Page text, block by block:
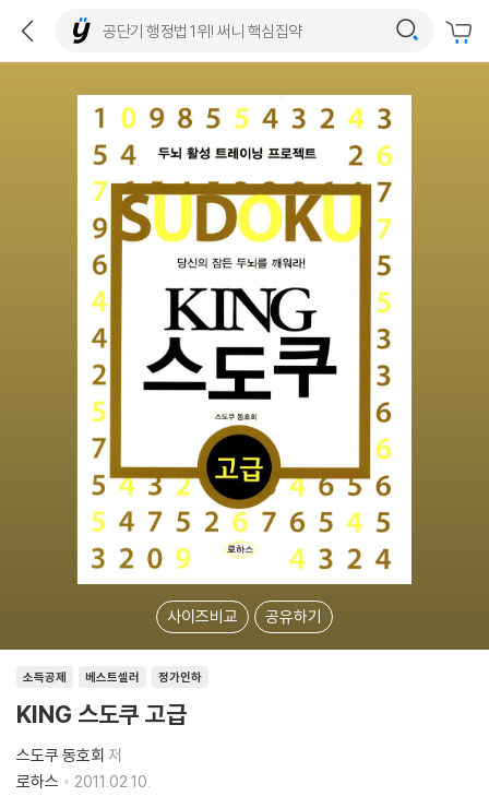
사이즈비교 공유하기
소득공제 베스트셀러 정가인하
KING 스도쿠 고급
스도쿠 동호회 저
로하스
2011.02.10.